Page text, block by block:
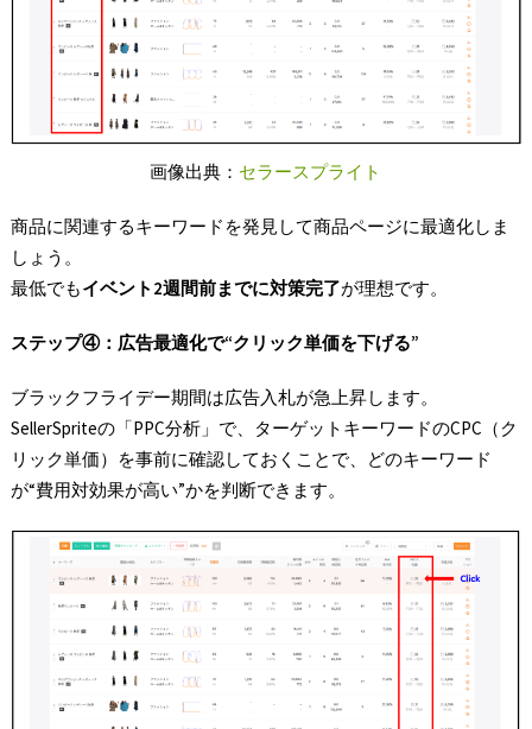
画像出典： セラースプライト
商品に関連するキーワードを発見して商品ページに最適化しま
しょう。
最低でもイベント 2週間前までに対策完了が理想です。
ステップ④：広告最適化で“クリック単価を下げる”
ブラックフライデー期間は広告入札が急上昇します。
SellerSpriteの「PPC分析」で、ターゲットキーワードのCPC（ク
リック単価）を事前に確認しておくことで、どのキーワード
が“費用対効果が高い”かを判断できます。